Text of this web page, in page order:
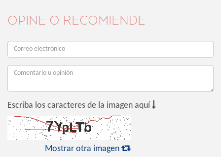
OPINE O RECOMIENDE
Escriba los caracteres de la imagen aquí 
Mostrar otra imagen 